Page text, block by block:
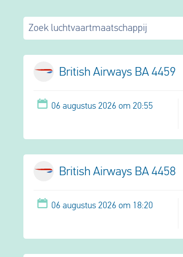
Zoek luchtvaartmaatschappij
British Airways BA 4459
06 augustus 2026 om 20:55
British Airways BA 4458
06 augustus 2026 om 18:20